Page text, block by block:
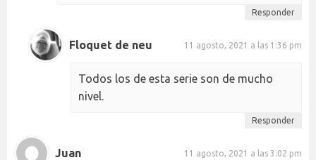
Responder
Floquet de neu 11 agosto, 2021 a las 1:36 pm
Todos los de esta serie son de mucho
nivel.
Responder
Juan 11 agosto, 2021 a las 3:02 pm